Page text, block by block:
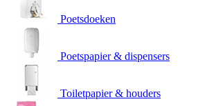
Poetsdoeken
Poetspapier & dispensers
Toiletpapier & houders